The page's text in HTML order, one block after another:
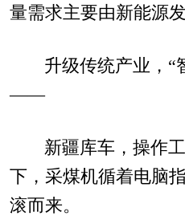
量需求主要由新能源发
升级传统产业，“
——
新疆库车，操作
下，采煤机循着电脑
滚而来。